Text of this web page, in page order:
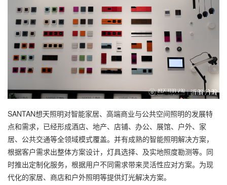
SANTAN想天照明对智能家居、高端商业与公共空间照明的发展特
点和需求，已经形成酒店、地产、店铺、办公、展馆、户外、家
居、公共交通等全领域模式覆盖。并有成熟的智能照明解决方案，
根据客户需求出整体方案设计，灯具选择、及实地照度勘测等。同
时推出定制化服务，根据用户不同需求带来灵活性应对⽅案。为现
代化的家居、商店和户外照明等提供灯光解决⽅案。